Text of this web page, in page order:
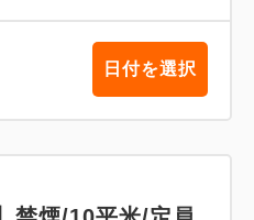
日付を選択